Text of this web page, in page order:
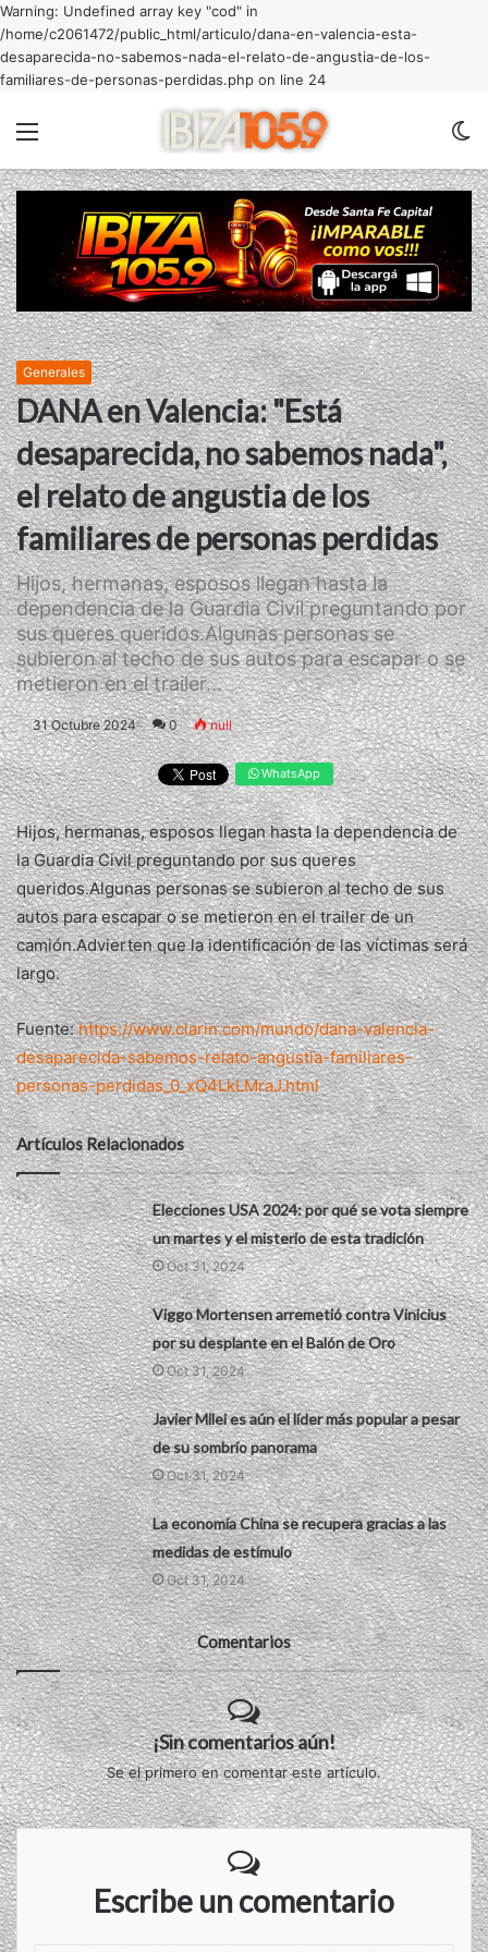
Warning: Undefined array key "cod" in
/home/c2061472/public_html/articulo/dana-en-valencia-esta-
desaparecida-no-sabemos-nada-el-relato-de-angustia-de-los-
familiares-de-personas-perdidas.php on line 24
Generales
DANA en Valencia: "Está
desaparecida, no sabemos nada",
el relato de angustia de los
familiares de personas perdidas
Hijos, hermanas, esposos llegan hasta la
dependencia de la Guardia Civil preguntando por
sus queres queridos.Algunas personas se
subieron al techo de sus autos para escapar o se
metieron en el trailer...
31 Octubre 2024 0 null
WhatsApp
Hijos, hermanas, esposos llegan hasta la dependencia de
la Guardia Civil preguntando por sus queres
queridos.Algunas personas se subieron al techo de sus
autos para escapar o se metieron en el trailer de un
camión.Advierten que la identificación de las víctimas será
largo.
Fuente:https://www.clarin.com/mundo/dana-valencia-
desaparecida-sabemos-relato-angustia-familiares-
personas-perdidas_0_xQ4LkLMraJ.html
Artículos Relacionados
Elecciones USA 2024: por qué se vota siempre
un martes y el misterio de esta tradición
Oct 31, 2024
Viggo Mortensen arremetió contra Vinicius
por su desplante en el Balón de Oro
Oct 31, 2024
Javier Milei es aún el líder más popular a pesar
de su sombrío panorama
Oct 31, 2024
La economía China se recupera gracias a las
medidas de estímulo
Oct 31, 2024
Comentarios
¡Sin comentarios aún!
Se el primero en comentar este artículo.
Escribe un comentario